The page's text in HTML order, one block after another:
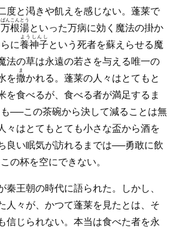
度と渇きや飢えを感じない。蓬莱で
万根湯
ばんこんとう
といった万病に効く魔法の掛か
に養神子
ようしんし
という死者を蘇えらせる魔
法の草は永遠の若さを与える唯一の
を撒
ま
かれる。蓬莱の人々はとてもと
を食べるが、食べる者が満足するま
──この茶碗から決して減ることは無
々はとてもとても小さな盃から酒を
良い眠気が訪れるまでは──勇敢に飲
の杯を空にできない。
秦王朝の時代に語られた。しかし、
人々が、かつて蓬莱を見たとは、そ
信じられない。本当は食べた者を永